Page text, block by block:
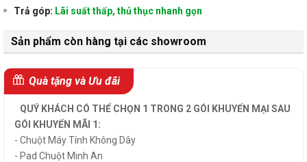
Trả góp: Lãi suất thấp, thủ thục nhanh gọn
Sản phẩm còn hàng tại các showroom
Quà tặng và Ưu đãi
QUÝ KHÁCH CÓ THỂ CHỌN 1 TRONG 2 GÓI KHUYẾN MẠI SAU
GÓI KHUYẾN MÃI 1:
- Chuột Máy Tính Không Dây
- Pad Chuột Minh An